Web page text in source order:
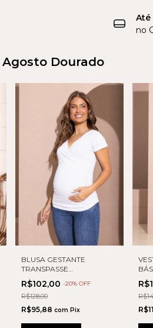
Até
no
Agosto Dourado
BLUSA GESTANTE
TRANSPASSE
AMAMENTAÇÃO
R$102,00-20% OFF
R$128,00
R$95,88com Pix